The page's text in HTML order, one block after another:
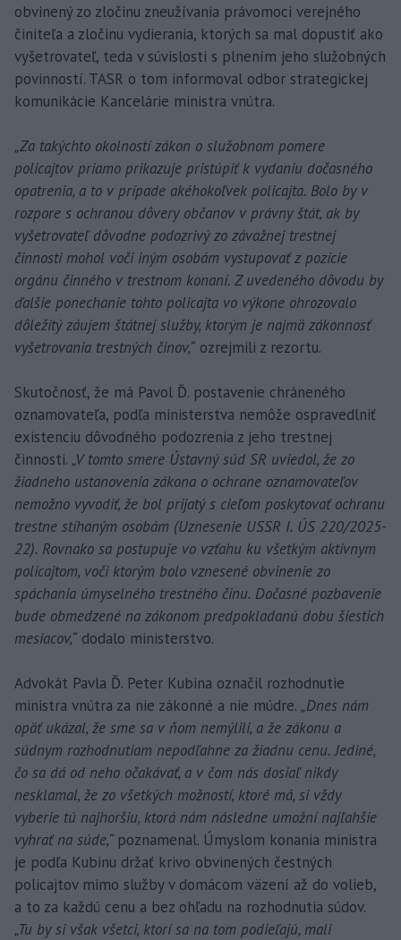
obvinený zo zločinu zneužívania právomoci verejného
činiteľa a zločinu vydierania, ktorých sa mal dopustiť ako
vyšetrovateľ, teda v súvislosti s plnením jeho služobných
povinností. TASR o tom informoval odbor strategickej
komunikácie Kancelárie ministra vnútra.
„Za takýchto okolností zákon o služobnom pomere
policajtov priamo prikazuje pristúpiť k vydaniu dočasného
opatrenia, a to v prípade akéhokoľvek policajta. Bolo by v
rozpore s ochranou dôvery občanov v právny štát, ak by
vyšetrovateľ dôvodne podozrivý zo závažnej trestnej
činnosti mohol voči iným osobám vystupovať z pozície
orgánu činného v trestnom konaní. Z uvedeného dôvodu by
ďalšie ponechanie tohto policajta vo výkone ohrozovalo
dôležitý záujem štátnej služby, ktorým je najmä zákonnosť
vyšetrovania trestných činov,“ ozrejmili z rezortu.
Skutočnosť, že má Pavol Ď. postavenie chráneného
oznamovateľa, podľa ministerstva nemôže ospravedlniť
existenciu dôvodného podozrenia z jeho trestnej
činnosti. „V tomto smere Ústavný súd SR uviedol, že zo
žiadneho ustanovenia zákona o ochrane oznamovateľov
nemožno vyvodiť, že bol prijatý s cieľom poskytovať ochranu
trestne stíhaným osobám (Uznesenie USSR I. ÚS 220/2025-
22). Rovnako sa postupuje vo vzťahu ku všetkým aktívnym
policajtom, voči ktorým bolo vznesené obvinenie zo
spáchania úmyselného trestného činu. Dočasné pozbavenie
bude obmedzené na zákonom predpokladanú dobu šiestich
mesiacov,“ dodalo ministerstvo.
Advokát Pavla Ď. Peter Kubina označil rozhodnutie
ministra vnútra za nie zákonné a nie múdre. „Dnes nám
opäť ukázal, že sme sa v ňom nemýlili, a že zákonu a
súdnym rozhodnutiam nepodľahne za žiadnu cenu. Jediné,
čo sa dá od neho očakávať, a v čom nás dosiaľ nikdy
nesklamal, že zo všetkých možností, ktoré má, si vždy
vyberie tú najhoršiu, ktorá nám následne umožní najľahšie
vyhrať na súde,“ poznamenal. Úmyslom konania ministra
je podľa Kubinu držať krivo obvinených čestných
policajtov mimo služby v domácom väzení až do volieb,
a to za každú cenu a bez ohľadu na rozhodnutia súdov.
„Tu by si však všetci, ktorí sa na tom podieľajú, mali